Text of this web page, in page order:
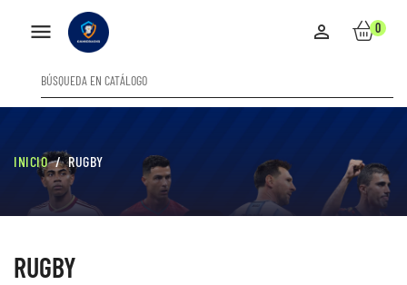
 0

INICIO RUGBY
RUGBY